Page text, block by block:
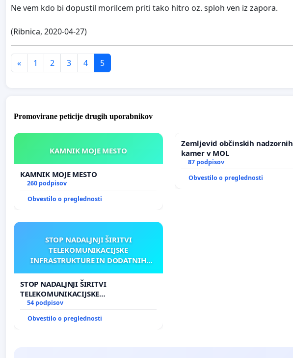
Ne vem kdo bi dopustil morilcem priti tako hitro oz. sploh ven iz zapora.
(Ribnica, 2020-04-27)
« 1 2 3 4 5
Promovirane peticije drugih uporabnikov
KAMNIK MOJE MESTO
KAMNIK MOJE MESTO
260 podpisov
Obvestilo o preglednosti
Zemljevid občinskih nadzornih
kamer v MOL
87 podpisov
Obvestilo o preglednosti
STOP NADALJNJI ŠIRITVI
TELEKOMUNIKACIJSKE
INFRASTRUKTURE IN DODATNIH
STOP NADALJNJI ŠIRITVI
TELEKOMUNIKACIJSKE
INFRASTRUKTURE IN DODATNIH
54 podpisov
Obvestilo o preglednosti